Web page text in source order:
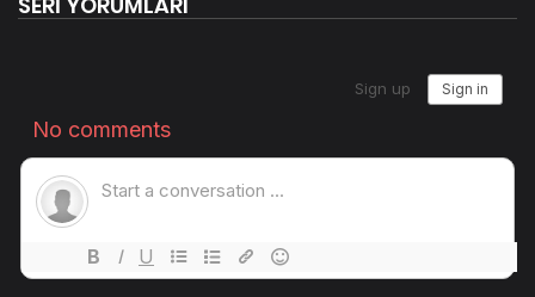
Bölüm 2 1 Temmuz 2025
Bölüm 1 1 Temmuz 2025